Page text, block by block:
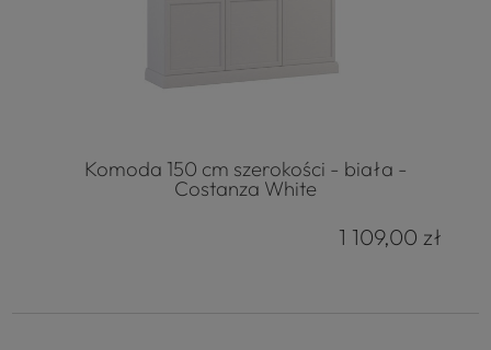
Komoda 150 cm szerokości - biała -
Costanza White
1 109,00 zł